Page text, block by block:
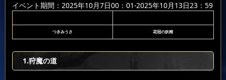
イベント期間：2025年10月7日00：01-2025年10月13日23：59
つきみうさ 花冠の妖精
1.狩魔の道